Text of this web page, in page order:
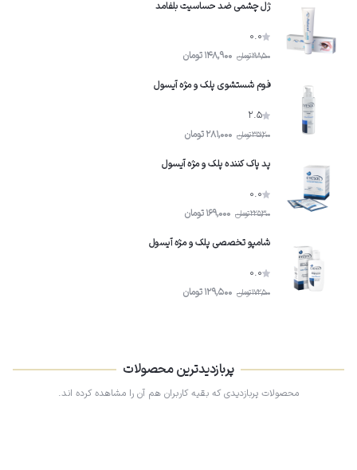
ژل چشمی ضد حساسیت بلفامد
0.0
198,500تومان 148,900تومان
فوم شستشوى پلک و مژه آیسول
2.5
351,200تومان 281,000تومان
پد پاک کننده پلک و مژه آیسول
0.0
225,300تومان 169,000تومان
شامپو تخصصى پلک و مژه آیسول
0.0
172,500تومان 129,500تومان
پربازدیدترین محصولات
محصولات پربازدیدی که بقیه کاربران هم آن را مشاهده کرده اند.